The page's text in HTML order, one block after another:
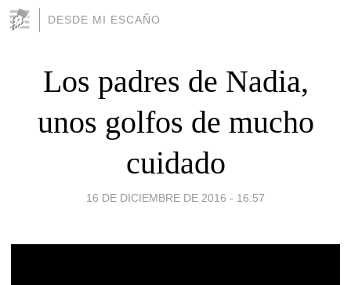
DESDE MI ESCAÑO
Los padres de Nadia,
unos golfos de mucho
cuidado
16 DE DICIEMBRE DE 2016 - 16:57